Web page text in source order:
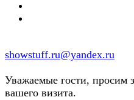
showstuff.ru@yandex.ru
Уважаемые гости, просим
вашего визита.